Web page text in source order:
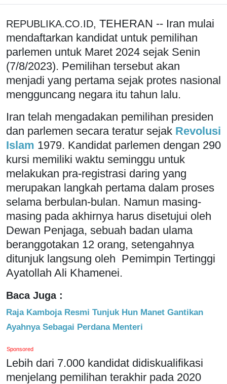
REPUBLIKA.CO.ID, TEHERAN -- Iran mulai
mendaftarkan kandidat untuk pemilihan
parlemen untuk Maret 2024 sejak Senin
(7/8/2023). Pemilihan tersebut akan
menjadi yang pertama sejak protes nasional
mengguncang negara itu tahun lalu.
Iran telah mengadakan pemilihan presiden
dan parlemen secara teratur sejak Revolusi
Islam 1979. Kandidat parlemen dengan 290
kursi memiliki waktu seminggu untuk
melakukan pra-registrasi daring yang
merupakan langkah pertama dalam proses
selama berbulan-bulan. Namun masing-
masing pada akhirnya harus disetujui oleh
Dewan Penjaga, sebuah badan ulama
beranggotakan 12 orang, setengahnya
ditunjuk langsung oleh Pemimpin Tertinggi
Ayatollah Ali Khamenei.
Baca Juga :
Raja Kamboja Resmi Tunjuk Hun Manet Gantikan
Ayahnya Sebagai Perdana Menteri
Sponsored
Lebih dari 7.000 kandidat didiskualifikasi
menjelang pemilihan terakhir pada 2020